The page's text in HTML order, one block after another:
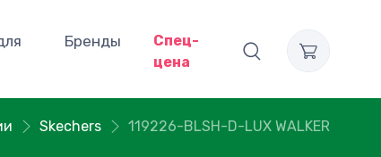
Бренды
Спец-
цена
Skechers 119226-BLSH-D-LUX WALKER